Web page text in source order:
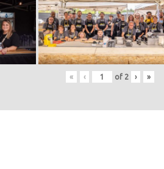
« ‹ of 2 › »